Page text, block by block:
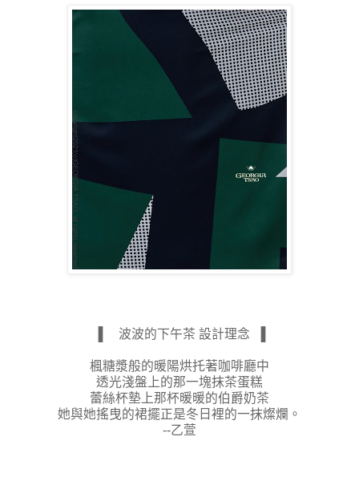
▐ 波波的下午茶 設計理念 ▐
楓糖漿般的暖陽烘托著咖啡廳中
透光淺盤上的那一塊抹茶蛋糕
蕾絲杯墊上那杯暖暖的伯爵奶茶
她與她搖曳的裙擺正是冬日裡的一抹燦爛。
--乙萱